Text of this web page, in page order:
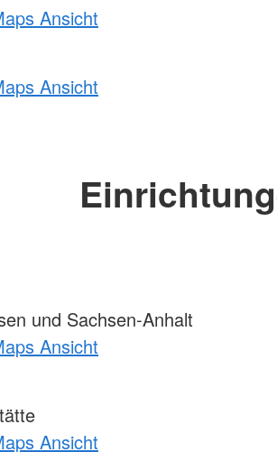
Ansicht
Ansicht
und Sachsen-Anhalt
Ansicht
Ansicht